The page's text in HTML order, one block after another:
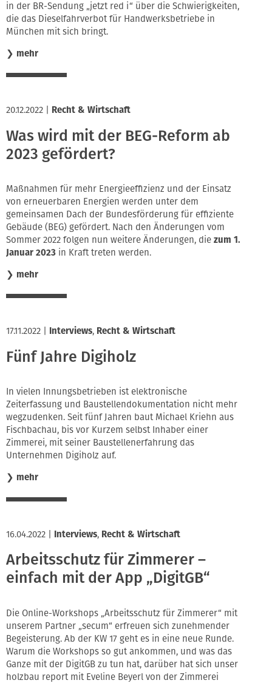
in der BR-Sendung „jetzt red i“ über die Schwierigkeiten,
die das Dieselfahrverbot für Handwerksbetriebe in
München mit sich bringt.
❯ mehr
20.12.2022 Recht & Wirtschaft
Was wird mit der BEG-Reform ab
2023 gefördert?
Maßnahmen für mehr Energieeffizienz und der Einsatz
von erneuerbaren Energien werden unter dem
gemeinsamen Dach der Bundesförderung für effiziente
Gebäude (BEG) gefördert. Nach den Änderungen vom
Sommer 2022 folgen nun weitere Änderungen, die zum 1.
Januar 2023 in Kraft treten werden.
❯ mehr
17.11.2022 Interviews, Recht & Wirtschaft
Fünf Jahre Digiholz
In vielen Innungsbetrieben ist elektronische
Zeiterfassung und Baustellendokumentation nicht mehr
wegzudenken. Seit fünf Jahren baut Michael Kriehn aus
Fischbachau, bis vor Kurzem selbst Inhaber einer
Zimmerei, mit seiner Baustellenerfahrung das
Unternehmen Digiholz auf.
❯ mehr
16.04.2022 Interviews, Recht & Wirtschaft
Arbeitsschutz für Zimmerer –
einfach mit der App „DigitGB“
Die Online-Workshops „Arbeitsschutz für Zimmerer“ mit
unserem Partner „secum“ erfreuen sich zunehmender
Begeisterung. Ab der KW 17 geht es in eine neue Runde.
Warum die Workshops so gut ankommen, und was das
Ganze mit der DigitGB zu tun hat, darüber hat sich unser
holzbau report mit Eveline Beyerl von der Zimmerei